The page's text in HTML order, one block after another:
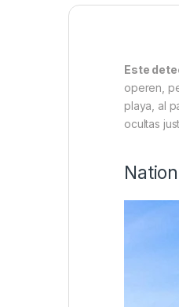
Este
operen,
playa, al
ocultas